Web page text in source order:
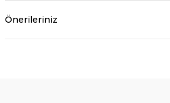
Önerileriniz